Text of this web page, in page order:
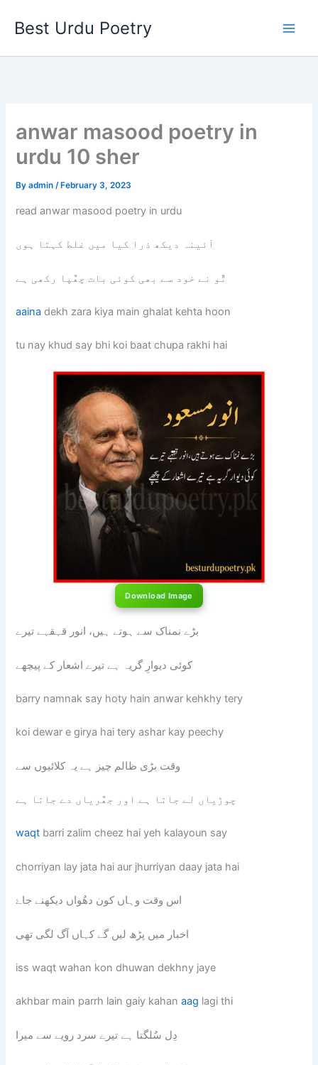
Best Urdu Poetry
anwar masood poetry in
urdu 10 sher
Byadmin/ February 3, 2023
read anwar masood poetry in urdu
آئینہ دیکھ ذرا کیا میں غلط کہتا ہوں
تٌو نے خود سے بھی کوئی بات چھٌپا رکھی ہے
aaina dekh zara kiya main ghalat kehta hoon
tu nay khud say bhi koi baat chupa rakhi hai
Download Image
بڑے نمناک سے ہوتے ہیں، انور قہقہے تیرے
کوئی دیوارِ گریہ ہے تیرے اشعار کے پیچھے
barry namnak say hoty hain anwar kehkhy tery
koi dewar e girya hai tery ashar kay peechy
وقت بڑی ظالم چیز ہے یہ کلائیوں سے
چوڑیاں لے جاتا ہے اور جھٌریاں دے جاتا ہے
waqt barri zalim cheez hai yeh kalayoun say
chorriyan lay jata hai aur jhurriyan daay jata hai
اس وقت وہاں کون دھٌواں دیکھنے جاۓ
اخبار میں پڑھ لیں گے کہاں آگ لگی تھی
iss waqt wahan kon dhuwan dekhny jaye
akhbar main parrh lain gaiy kahanaag lagi thi
دِل سٌلگتا ہے تیرے سرد رویے سے میرا